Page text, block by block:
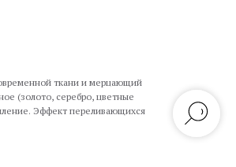
ткани и мерцающий
(золото, серебро, цветные
Эффект переливающихся